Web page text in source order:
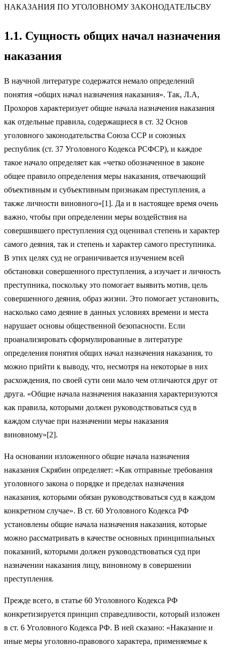
НАКАЗАНИЯ ПО УГОЛОВНОМУ ЗАКОНОДАТЕЛЬСВУ
1.1. Сущность общих начал назначения
наказания
В научной литературе содержатся немало определений
понятия «общих начал назначения наказания». Так, Л.А,
Прохоров характеризует общие начала назначения наказания
как отдельные правила, содержащиеся в ст. 32 Основ
уголовного законодательства Союза ССР и союзных
республик (ст. 37 Уголовного Кодекса РСФСР), и каждое
такое начало определяет как «четко обозначенное в законе
общее правило определения меры наказания, отвечающий
объективным и субъективным признакам преступления, а
также личности виновного»[1]. Да и в настоящее время очень
важно, чтобы при определении меры воздействия на
совершившего преступления суд оценивал степень и характер
самого деяния, так и степень и характер самого преступника.
В этих целях суд не ограничивается изучением всей
обстановки совершенного преступления, а изучает и личность
преступника, поскольку это помогает выявить мотив, цель
совершенного деяния, образ жизни. Это помогает установить,
насколько само деяние в данных условиях времени и места
нарушает основы общественной безопасности. Если
проанализировать сформулированные в литературе
определения понятия общих начал назначения наказания, то
можно прийти к выводу, что, несмотря на некоторые в них
расхождения, по своей сути они мало чем отличаются друг от
друга. «Общие начала назначения наказания характеризуются
как правила, которыми должен руководствоваться суд в
каждом случае при назначении меры наказания
виновному»[2].
На основании изложенного общие начала назначения
наказания Скрябин определяет: «Как отправные требования
уголовного закона о порядке и пределах назначения
наказания, которыми обязан руководствоваться суд в каждом
конкретном случае». В ст. 60 Уголовного Кодекса РФ
установлены общие начала назначения наказания, которые
можно рассматривать в качестве основных принципиальных
показаний, которыми должен руководствоваться суд при
назначении наказания лицу, виновному в совершении
преступления.
Прежде всего, в статье 60 Уголовного Кодекса РФ
конкретизируется принцип справедливости, который изложен
в ст. 6 Уголовного Кодекса РФ. В ней сказано: «Наказание и
иные меры уголовно-правового характера, применяемые к